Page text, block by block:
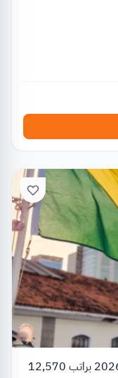
زمالة ما بعد الدكتوراه في جامعة ساو باولو 2026 براتب 12,570